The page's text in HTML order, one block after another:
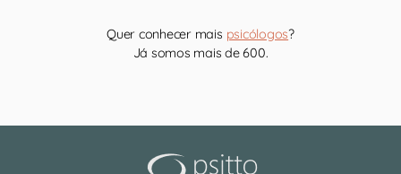
Quer conhecer mais psicólogos?
Já somos mais de 600.